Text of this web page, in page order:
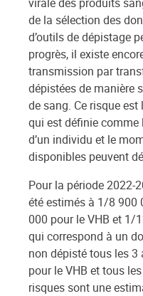
de la sélection des
d’outils de dépistage
progrès, il existe
transmission par
dépistées de manière
de sang. Ce risque
qui est définie comme
d’un individu et le
disponibles peuvent
Pour la période 2022-
été estimés à 1/8 900
000 pour le VHB et 1/
qui correspond à un
non dépisté tous les 3
pour le VHB et tous
risques sont une